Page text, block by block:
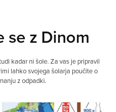
se z Dinom
kadar ni šole. Za vas je pripravil
lahko svojega šolarja poučite o
z odpadki.